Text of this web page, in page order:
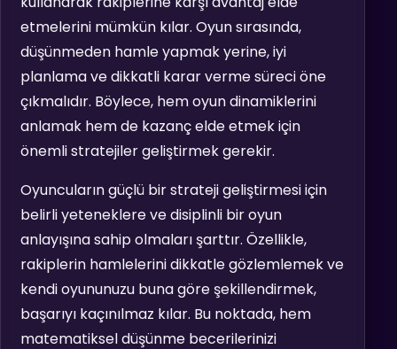
etmelerini mümkün kılar. Oyun sırasında,
düşünmeden hamle yapmak yerine, iyi
planlama ve dikkatli karar verme süreci öne
çıkmalıdır. Böylece, hem oyun dinamiklerini
anlamak hem de kazanç elde etmek için
önemli stratejiler geliştirmek gerekir.
Oyuncuların güçlü bir strateji geliştirmesi için
belirli yeteneklere ve disiplinli bir oyun
anlayışına sahip olmaları şarttır. Özellikle,
rakiplerin hamlelerini dikkatle gözlemlemek ve
kendi oyununuzu buna göre şekillendirmek,
başarıyı kaçınılmaz kılar. Bu noktada, hem
matematiksel düşünme becerilerinizi